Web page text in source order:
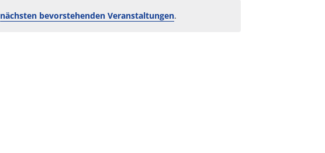
nächsten bevorstehenden Veranstaltungen.